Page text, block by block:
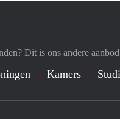
Dit is ons andere
Kamers